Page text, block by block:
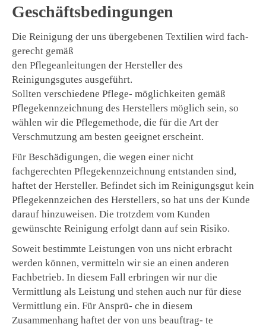
Geschäftsbedingungen
Die Reinigung der uns übergebenen Textilien wird fach-
gerecht gemäß
den Pflegeanleitungen der Hersteller des
Reinigungsgutes ausgeführt.
Sollten verschiedene Pflege- möglichkeiten gemäß
Pflegekennzeichnung des Herstellers möglich sein, so
wählen wir die Pflegemethode, die für die Art der
Verschmutzung am besten geeignet erscheint.
Für Beschädigungen, die wegen einer nicht
fachgerechten Pflegekennzeichnung entstanden sind,
haftet der Hersteller. Befindet sich im Reinigungsgut kein
Pflegekennzeichen des Herstellers, so hat uns der Kunde
darauf hinzuweisen. Die trotzdem vom Kunden
gewünschte Reinigung erfolgt dann auf sein Risiko.
Soweit bestimmte Leistungen von uns nicht erbracht
werden können, vermitteln wir sie an einen anderen
Fachbetrieb. In diesem Fall erbringen wir nur die
Vermittlung als Leistung und stehen auch nur für diese
Vermittlung ein. Für Ansprü- che in diesem
Zusammenhang haftet der von uns beauftrag- te